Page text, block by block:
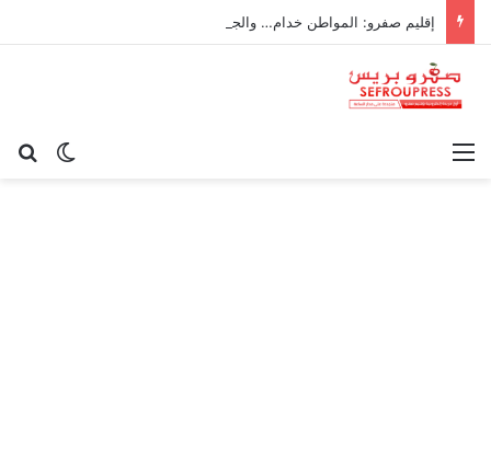
إقليم صفرو: المواطن خدام… والجماعة ناعسة!
الوضع القائمة